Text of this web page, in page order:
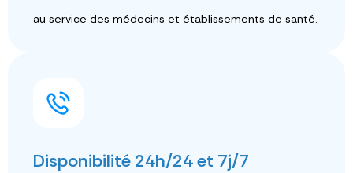
au service des médecins et établissements de santé.
Disponibilité 24h/24 et 7j/7